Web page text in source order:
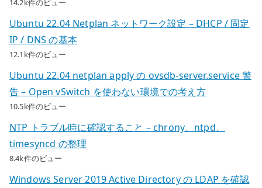
Ubuntu 22.04 Netplan ネットワーク設定 – DHCP / 固定
IP / DNS の基本
12.1k件のビュー
Ubuntu 22.04 netplan apply の ovsdb-server.service 警
告 – Open vSwitch を使わない環境での考え方
10.5k件のビュー
NTP トラブル時に確認すること – chrony、ntpd、
timesyncd の整理
8.4k件のビュー
Windows Server 2019 Active Directory の LDAP を確認